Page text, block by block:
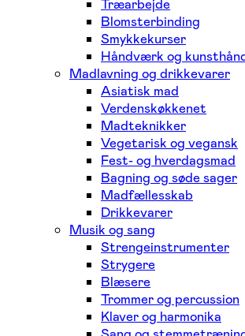
Træarbejde
Blomsterbinding
Smykkekurser
Håndværk og
Madlavning og drikkevarer
Asiatisk mad
Verdenskøkkenet
Madteknikker
Vegetarisk og vegansk
Fest- og hverdagsmad
Bagning og søde sager
Madfællesskab
Drikkevarer
Musik og sang
Strengeinstrumenter
Strygere
Blæsere
Trommer og percussion
Klaver og harmonika